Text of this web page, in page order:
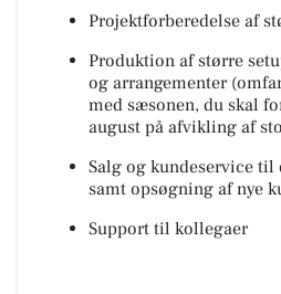
Projektforberedelse af
Produktion af større
og arrangementer
med sæsonen, du skal
august på afvikling af
Salg og kundeservice til
samt opsøgning af nye
Support til kollegaer